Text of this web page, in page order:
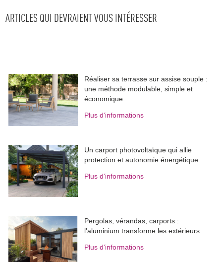
ARTICLES QUI DEVRAIENT VOUS INTÉRESSER
Réaliser sa terrasse sur assise souple :
une méthode modulable, simple et
économique.
Plus d'informations
Un carport photovoltaïque qui allie
protection et autonomie énergétique
Plus d'informations
Pergolas, vérandas, carports :
l'aluminium transforme les extérieurs
Plus d'informations